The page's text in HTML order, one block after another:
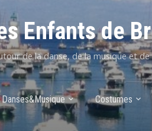
Enfants de
de la danse, de la musique et
Danses&Musique Costumes